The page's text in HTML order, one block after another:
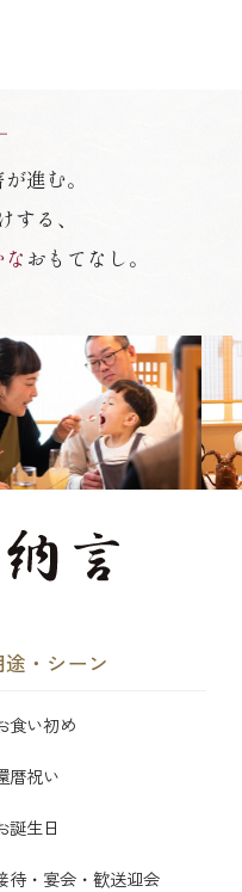
進む。
する、
おもてなし。
途・シーン
食い初め
暦祝い
誕生日
待・宴会・歓送迎会